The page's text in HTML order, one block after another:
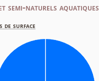
semi-naturels aquatiques
de surface